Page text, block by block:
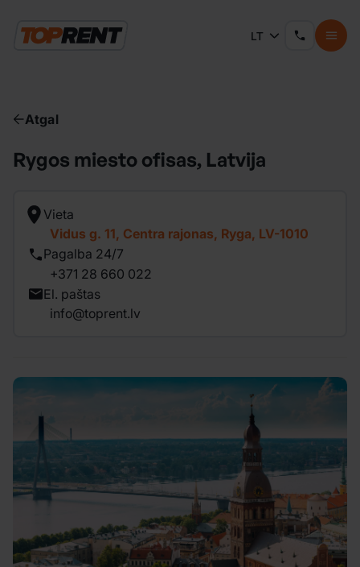
LT
Atgal
Rygos miesto ofisas, Latvija
Vieta
Vidus g. 11, Centra rajonas, Ryga, LV-1010
Pagalba 24/7
+371 28 660 022
El. paštas
info@toprent.lv